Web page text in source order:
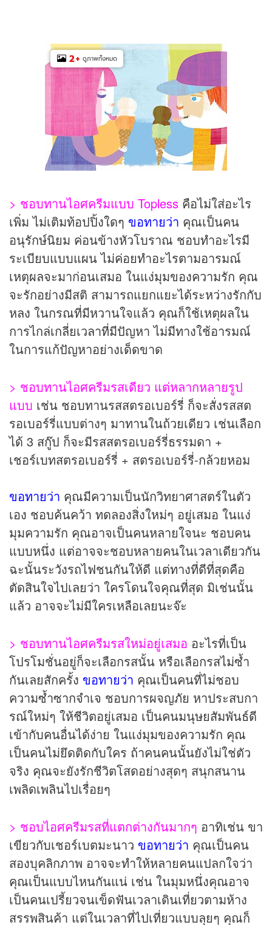
2+ ดูภาพทั้งหมด
> ชอบทานไอศครีมแบบ Topless คือไม่ใส่อะไร
เพิ่ม ไม่เติมท้อปปิ้งใดๆ ขอทายว่า คุณเป็นคน
อนุรักษ์นิยม ค่อนข้างหัวโบราณ ชอบทำอะไรมี
ระเบียบแบบแผน ไม่ค่อยทำอะไรตามอารมณ์
เหตุผลจะมาก่อนเสมอ ในแง่มุมของความรัก คุณ
จะรักอย่างมีสติ สามารถแยกแยะได้ระหว่างรักกับ
หลง ในกรณที่มีหวานใจแล้ว คุณก็ใช้เหตุผลใน
การไกล่เกลี่ยเวลาที่มีปัญหา ไม่มีทางใช้อารมณ์
ในการแก้ปัญหาอย่างเด็ดขาด
> ชอบทานไอศครีมรสเดียว แต่หลากหลายรูป
แบบ เช่น ชอบทานรสสตรอเบอร์รี่ ก็จะสั่งรสสต
รอเบอร์รี่แบบต่างๆ มาทานในถ้วยเดียว เช่นเลือก
ได้ 3 สกู๊ป ก็จะมีรสสตรอเบอร์รี่ธรรมดา +
เชอร์เบทสตรอเบอร์รี่ + สตรอเบอร์รี่-กล้วยหอม
ขอทายว่า คุณมีความเป็นนักวิทยาศาสตร์ในตัว
เอง ชอบค้นคว้า ทดลองสิ่งใหม่ๆ อยู่เสมอ ในแง่
มุมความรัก คุณอาจเป็นคนหลายใจนะ ชอบคน
แบบหนึ่ง แต่อาจจะชอบหลายคนในเวลาเดียวกัน
ฉะนั้นระวังรถไฟชนกันให้ดี แต่ทางที่ดีที่สุดคือ
ตัดสินใจไปเลยว่า ใครโดนใจคุณที่สุด มิเช่นนั้น
แล้ว อาจจะไม่มีใครเหลือเลยนะจ๊ะ
> ชอบทานไอศครีมรสใหม่อยู่เสมอ อะไรที่เป็น
โปรโมชั่นอยู่ก็จะเลือกรสนั้น หรือเลือกรสไม่ซ้ำ
กันเลยสักครั้ง ขอทายว่า คุณเป็นคนที่ไม่ชอบ
ความซ้ำซากจำเจ ชอบการผจญภัย หาประสบกา
รณ์ใหม่ๆ ให้ชีวิตอยู่เสมอ เป็นคนมนุษยสัมพันธ์ดี
เข้ากับคนอื่นได้ง่าย ในแง่มุมของความรัก คุณ
เป็นคนไม่ยึดติดกับใคร ถ้าคนคนนั้นยังไม่ใช่ตัว
จริง คุณจะยังรักชีวิตโสดอย่างสุดๆ สนุกสนาน
เพลิดเพลินไปเรื่อยๆ
> ชอบไอศครีมรสที่แตกต่างกันมากๆ อาทิเช่น ขา
เขียวกับเชอร์เบตมะนาว ขอทายว่า คุณเป็นคน
สองบุคลิกภาพ อาจจะทำให้หลายคนแปลกใจว่า
คุณเป็นแบบไหนกันแน่ เช่น ในมุมหนึ่งคุณอาจ
เป็นคนเปรี้ยวจนเข็ดฟันเวลาเดินเที่ยวตามห้าง
สรรพสินค้า แต่ในเวลาที่ไปเที่ยวแบบลุยๆ คุณก็